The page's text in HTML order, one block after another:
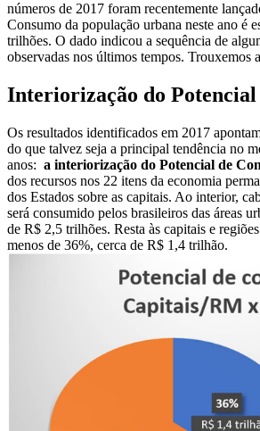
números de 2017 foram recentemente
Consumo da população urbana neste ano é
trilhões. O dado indicou a sequência de
observadas nos últimos tempos. Trouxemos
Interiorização do Potencial
Os resultados identificados em 2017
do que talvez seja a principal tendência no
anos: a interiorização do Potencial de
dos recursos nos 22 itens da economia
dos Estados sobre as capitais. Ao interior,
será consumido pelos brasileiros das áreas
de R$ 2,5 trilhões. Resta às capitais e
menos de 36%, cerca de R$ 1,4 trilhão.